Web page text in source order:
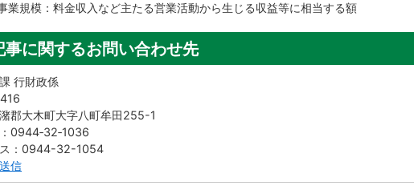
業規模：料金収入など主たる営業活動から生じる収益等に相当する額
事に関するお問い合わせ先
行財政係
郡大木町大字八町牟田255-1
0944‐32‐1036
ス：0944-32-1054
信